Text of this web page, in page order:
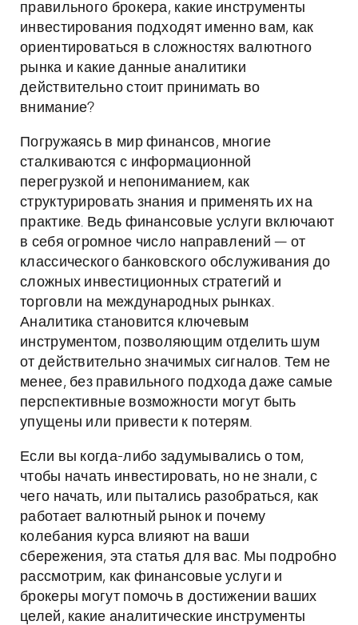
правильного брокера, какие инструменты
инвестирования подходят именно вам, как
ориентироваться в сложностях валютного
рынка и какие данные аналитики
действительно стоит принимать во
внимание?
Погружаясь в мир финансов, многие
сталкиваются с информационной
перегрузкой и непониманием, как
структурировать знания и применять их на
практике. Ведь финансовые услуги включают
в себя огромное число направлений — от
классического банковского обслуживания до
сложных инвестиционных стратегий и
торговли на международных рынках.
Аналитика становится ключевым
инструментом, позволяющим отделить шум
от действительно значимых сигналов. Тем не
менее, без правильного подхода даже самые
перспективные возможности могут быть
упущены или привести к потерям.
Если вы когда-либо задумывались о том,
чтобы начать инвестировать, но не знали, с
чего начать, или пытались разобраться, как
работает валютный рынок и почему
колебания курса влияют на ваши
сбережения, эта статья для вас. Мы подробно
рассмотрим, как финансовые услуги и
брокеры могут помочь в достижении ваших
целей, какие аналитические инструменты